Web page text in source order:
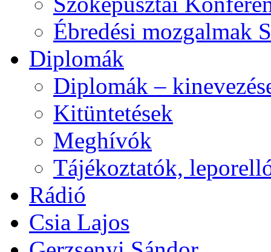
Ébredési mozgalmak
Diplomák
Diplomák –
Kitüntetések
Meghívók
Tájékoztatók,
Rádió
Csia Lajos